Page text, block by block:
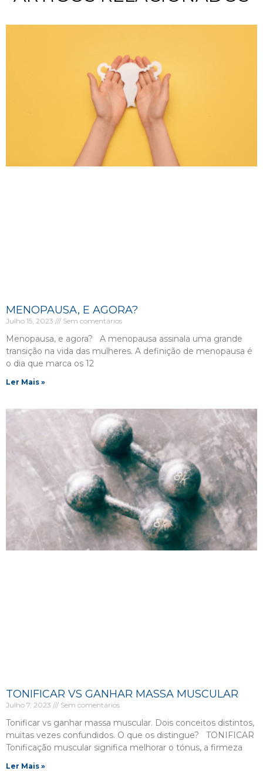
MENOPAUSA, E AGORA?
Julho 15, 2023 Sem comentários
Menopausa, e agora? A menopausa assinala uma grande
transição na vida das mulheres. A definição de menopausa é
o dia que marca os 12
Ler Mais »
TONIFICAR VS GANHAR MASSA MUSCULAR
Julho 7, 2023 Sem comentários
Tonificar vs ganhar massa muscular. Dois conceitos distintos,
muitas vezes confundidos. O que os distingue? TONIFICAR
Tonificação muscular significa melhorar o tónus, a firmeza
Ler Mais »